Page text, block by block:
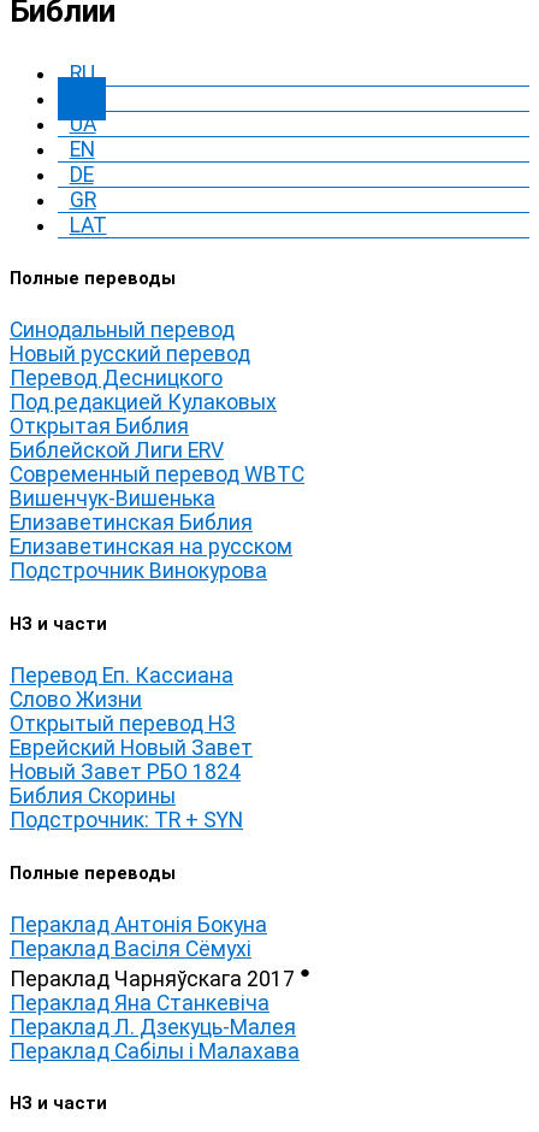
Библии
RU
UA
EN
DE
GR
LAT
Полные переводы
Синодальный перевод
Новый русский перевод
Перевод Десницкого
Под редакцией Кулаковых
Открытая Библия
Библейской Лиги ERV
Cовременный перевод WBTC
Вишенчук-Вишенька
Елизаветинская Библия
Елизаветинская на русском
Подстрочник Винокурова
НЗ и части
Перевод Еп. Кассиана
Слово Жизни
Открытый перевод НЗ
Еврейский Новый Завет
Новый Завет РБО 1824
Библия Скорины
Подстрочник: TR + SYN
Полные переводы
Пераклад Антонія Бокуна
Пераклад Васіля Сёмухі
Пераклад Чарняўскага 2017 ●
Пераклад Яна Станкевіча
Пераклад Л. Дзекуць-Малея
Пераклад Сабілы і Малахава
НЗ и части